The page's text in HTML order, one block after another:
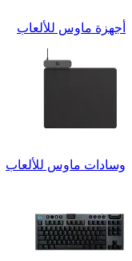
أجهزة ماوس للألعاب
وسادات ماوس للألعاب